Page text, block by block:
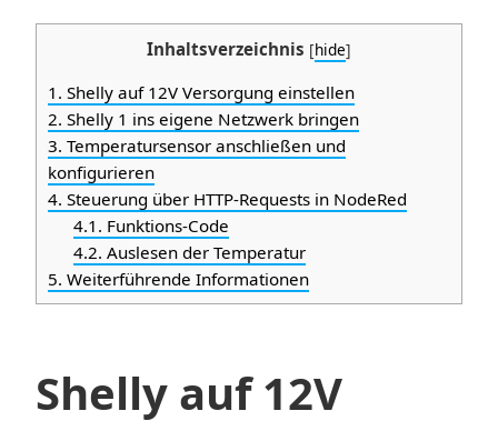
Inhaltsverzeichnis [hide]
1. Shelly auf 12V Versorgung einstellen
2. Shelly 1 ins eigene Netzwerk bringen
3. Temperatursensor anschließen und
konfigurieren
4. Steuerung über HTTP-Requests in NodeRed
4.1. Funktions-Code
4.2. Auslesen der Temperatur
5. Weiterführende Informationen
Shelly auf 12V